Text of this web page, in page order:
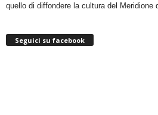
quello di diffondere la cultura del Meridione
Seguici su facebook